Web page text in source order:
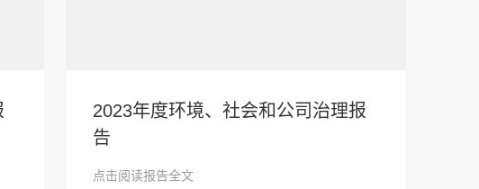
2023年度环境、社会和公司治理报
告
点击阅读报告全文